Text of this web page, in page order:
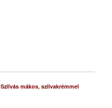
Szilvás mákos, szilvakrémmel